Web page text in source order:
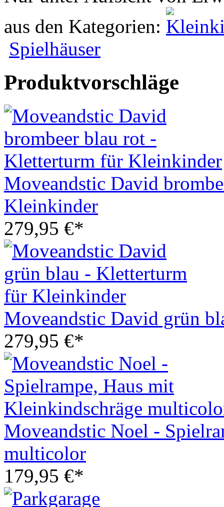
aus den Kategorien:
Spielhäuser
Produktvorschläge
Moveandstic David
Kleinkinder
279,95 €*
Moveandstic David grün
279,95 €*
Moveandstic Noel -
multicolor
179,95 €*